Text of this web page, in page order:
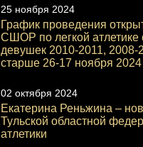
25 ноября 2024
График проведения
СШОР по легкой
девушек 2010-2011, 2008-
старше 26-17 ноября 2024
02 октября 2024
Екатерина Реньжина –
Тульской областной
атлетики